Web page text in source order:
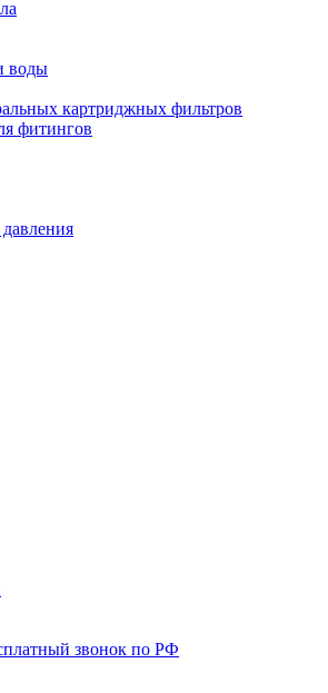
воды
картриджных фильтров
фитингов
звонок по РФ